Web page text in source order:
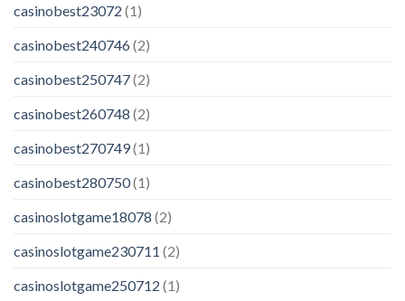
casinobest23072 (1)
casinobest240746(2)
casinobest250747(2)
casinobest260748 (2)
casinobest270749(1)
casinobest280750(1)
casinoslotgame18078 (2)
casinoslotgame230711 (2)
casinoslotgame250712 (1)